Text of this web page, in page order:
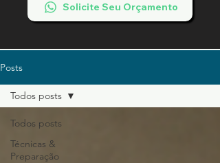
Solicite Seu Orçamento
Posts
Todos posts
Técnicas &
Preparação
Todos posts